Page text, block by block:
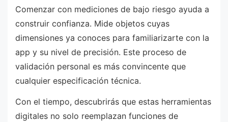
Comenzar con mediciones de bajo riesgo ayuda a
construir confianza. Mide objetos cuyas
dimensiones ya conoces para familiarizarte con la
app y su nivel de precisión. Este proceso de
validación personal es más convincente que
cualquier especificación técnica.
Con el tiempo, descubrirás que estas herramientas
digitales no solo reemplazan funciones de